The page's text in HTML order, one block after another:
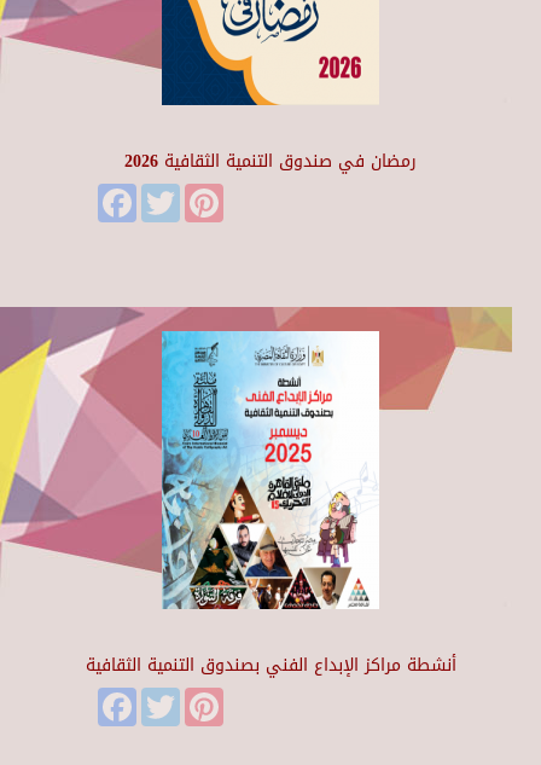
رمضان في صندوق التنمية الثقافية 2026
FacebookTwitter
أنشطة مراكز الإبداع الفني بصندوق التنمية الثقافية
FacebookTwitter